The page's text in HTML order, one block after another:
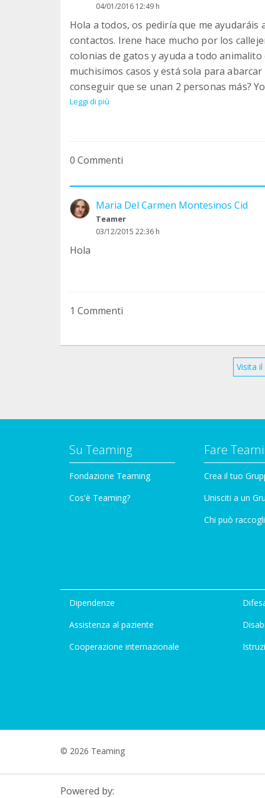
04/01/2016 12:49 h
Hola a todos, os pediría que me
contactos. Irene hace mucho por los
colonias de gatos y ayuda a todo
muchisimos casos y está sola para
conseguir que se unan 2 personas más?
cuántos seríamos entonces!!! Animaros,
teniendo una posibilidad de alimentarse,
Leggi di più
0 Commenti
Maria Del Carmen Montesinos Cid
Teamer
03/12/2015 22:36 h
Hola
1 Commenti
Visita
Su Teaming
Fondazione Teaming
Cos'è Teaming?
Fare
Crea il tuo
Unisciti a un
Chi può
Dipendenze
Assistenza al paziente
Cooperazione internazionale
© 2026 Teaming
Powered by: